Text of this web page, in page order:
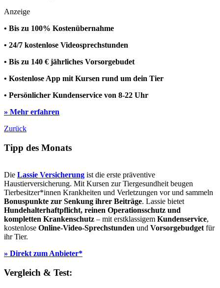
Anzeige
• Bis zu 100% Kostenübernahme
• 24/7 kostenlose Videosprechstunden
• Bis zu 140 € jährliches Vorsorgebudet
• Kostenlose App mit Kursen rund um dein Tier
• Persönlicher Kundenservice von 8-22 Uhr
» Mehr erfahren
Zurück
Tipp des Monats
Die Lassie Versicherung ist die erste präventive
Haustierversicherung. Mit Kursen zur Tiergesundheit beugen
Tierbesitzer*innen Krankheiten und Verletzungen vor und sammeln
Bonuspunkte zur Senkung ihrer Beiträge. Lassie bietet
Hundehalterhaftpflicht, reinen Operationsschutz und
kompletten Krankenschutz – mit erstklassigem Kundenservice,
kostenlose Online-Video-Sprechstunden und Vorsorgebudget für
ihr Tier.
» Direkt zum Anbieter*
Vergleich & Test: